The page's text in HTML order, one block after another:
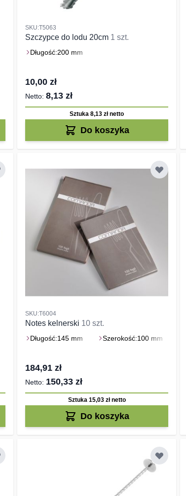
SKU:T5063
Szczypce do lodu 20cm 1 szt.
Długość:200 mm
10,00 zł
8,13 zł
Sztuka 8,13 złnetto
Do koszyka
SKU:T6004
Notes kelnerski 10 szt.
Długość:145 mm Szerokość:100 mm
184,91 zł
150,33 zł
Sztuka 15,03 złnetto
Do koszyka